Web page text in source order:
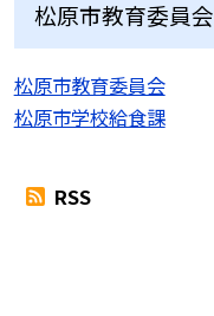
松原市教育委員会
松原市教育委員会
松原市学校給食課
RSS